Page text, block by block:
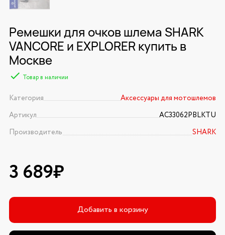
Ремешки для очков шлема SHARK
VANCORE и EXPLORER купить в
Москве
Товар в наличии
Категория
Аксессуары для мотошлемов
Артикул
AC33062PBLKTU
Производитель
SHARK
3 689₽
Добавить в корзину